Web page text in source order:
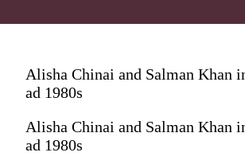
Alisha Chinai and Salman Khan
ad 1980s
Alisha Chinai and Salman Khan
ad 1980s